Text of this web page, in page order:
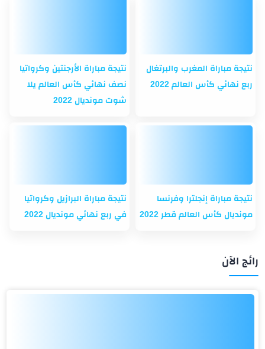
نتيجة مباراة المغرب والبرتغال
ربع نهائي كأس العالم 2022
نتيجة مباراة الأرجنتين وكرواتيا
نصف نهائي كأس العالم يلا
شوت مونديال 2022
نتيجة مباراة إنجلترا وفرنسا
مونديال كأس العالم قطر 2022
نتيجة مباراة البرازيل وكرواتيا
في ربع نهائي مونديال 2022
رائج الآن